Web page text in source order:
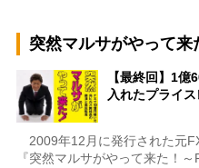
突然マルサがやって来
【最終回】1
入れたプライ
2009年12月に発行された元
『突然マルサがやって来た！